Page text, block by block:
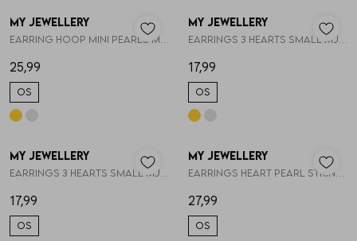
1 /2
My Jewellery
25,99
OS
1 /2
My Jewellery
17,99
OS
1 /2
My Jewellery
17,99
OS
1 /2
My Jewellery
27,99
OS